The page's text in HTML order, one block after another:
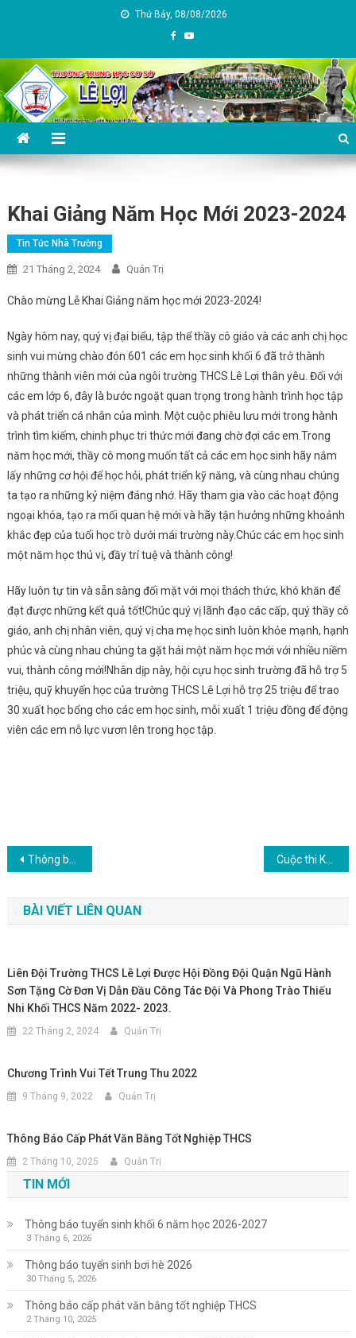
Thứ Bảy, 08/08/2026
Trường THCS Lê Lợi – TP Đà
Nẵng
Khai Giảng Năm Học Mới 2023-2024
Tin Tức Nhà Trường
21 Tháng 2, 2024 Quản Trị
Chào mừng Lễ Khai Giảng năm học mới 2023-2024!
Ngày hôm nay, quý vị đại biểu, tập thể thầy cô giáo và các anh chị học
sinh vui mừng chào đón 601 các em học sinh khối 6 đã trở thành
những thành viên mới của ngôi trường THCS Lê Lợi thân yêu. Đối với
các em lớp 6, đây là bước ngoặt quan trọng trong hành trình học tập
và phát triển cá nhân của mình. Một cuộc phiêu lưu mới trong hành
trình tìm kiếm, chinh phục tri thức mới đang chờ đợi các em.Trong
năm học mới, thầy cô mong muốn tất cả các em học sinh hãy nắm
lấy những cơ hội để học hỏi, phát triển kỹ năng, và cùng nhau chúng
ta tạo ra những kỷ niệm đáng nhớ. Hãy tham gia vào các hoạt động
ngoại khóa, tạo ra mối quan hệ mới và hãy tận hưởng những khoảnh
khắc đẹp của tuổi học trò dưới mái trường này.Chúc các em học sinh
một năm học thú vị, đầy trí tuệ và thành công!
Hãy luôn tự tin và sẵn sàng đối mặt với mọi thách thức, khó khăn để
đạt được những kết quả tốt!Chúc quý vị lãnh đạo các cấp, quý thầy cô
giáo, anh chị nhân viên, quý vị cha mẹ học sinh luôn khỏe mạnh, hạnh
phúc và cùng nhau chúng ta gặt hái một năm học mới với nhiều niềm
vui, thành công mới!Nhân dịp này, hội cựu học sinh trường đã hỗ trợ 5
triệu, quỹ khuyến học của trường THCS Lê Lợi hỗ trợ 25 triệu để trao
30 xuất học bổng cho các em học sinh, mỗi xuất 1 triệu đồng để động
viên các em nỗ lực vươn lên trong học tập.
Điều
hướng
bài
Thông báo 3 công khai Cuộc thi Khoa học kỹ thuật cấp Thành phố năm học 2023-2024
BÀI VIẾT LIÊN QUAN
Liên Đội Trường THCS Lê Lợi Được Hội Đồng Đội Quận Ngũ Hành
Sơn Tặng Cờ Đơn Vị Dẫn Đầu Công Tác Đội Và Phong Trào Thiếu
Nhi Khối THCS Năm 2022- 2023.
22 Tháng 2, 2024 Quản Trị
Chương Trình Vui Tết Trung Thu 2022
9 Tháng 9, 2022 Quản Trị
Thông Báo Cấp Phát Văn Bằng Tốt Nghiệp THCS
2 Tháng 10, 2025 Quản Trị
TIN MỚI
Thông báo tuyển sinh khối 6 năm học 2026-2027
3 Tháng 6, 2026
Thông báo tuyển sinh bơi hè 2026
30 Tháng 5, 2026
Thông báo cấp phát văn bằng tốt nghiệp THCS
2 Tháng 10, 2025